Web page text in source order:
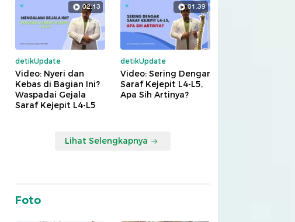
02:13
detikUpdate
Video: Nyeri dan
Kebas di Bagian Ini?
Waspadai Gejala
Saraf Kejepit L4-L5
01:39
detikUpdate
Video: Sering Dengar
Saraf Kejepit L4-L5,
Apa Sih Artinya?
Lihat Selengkapnya
Foto